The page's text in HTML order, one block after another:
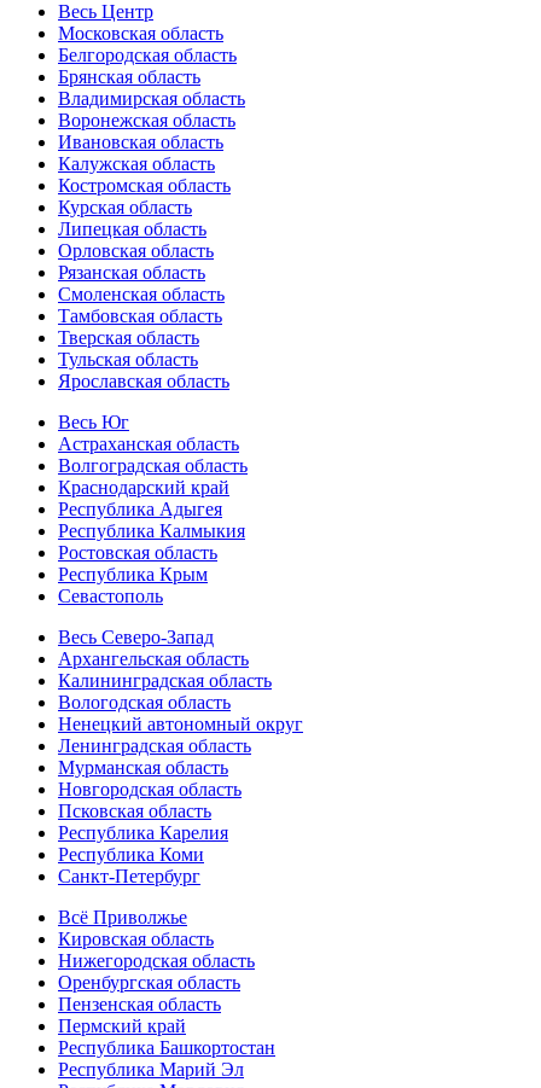
Весь Центр
Московская область
Белгородская область
Брянская область
Владимирская область
Воронежская область
Ивановская область
Калужская область
Костромская область
Курская область
Липецкая область
Орловская область
Рязанская область
Смоленская область
Тамбовская область
Тверская область
Тульская область
Ярославская область
Весь Юг
Астраханская область
Волгоградская область
Краснодарский край
Республика Адыгея
Республика Калмыкия
Ростовская область
Республика Крым
Севастополь
Весь Северо-Запад
Архангельская область
Калининградская область
Вологодская область
Ненецкий автономный округ
Ленинградская область
Мурманская область
Новгородская область
Псковская область
Республика Карелия
Республика Коми
Санкт-Петербург
Всё Приволжье
Кировская область
Нижегородская область
Оренбургская область
Пензенская область
Пермский край
Республика Башкортостан
Республика Марий Эл